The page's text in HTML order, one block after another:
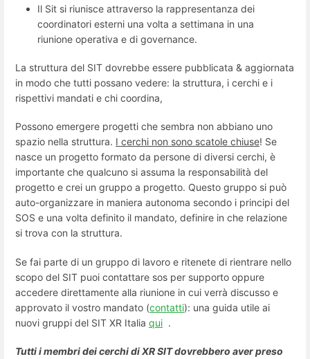
Il Sit si riunisce attraverso la rappresentanza dei
coordinatori esterni una volta a settimana in una
riunione operativa e di governance.
La struttura del SIT dovrebbe essere pubblicata & aggiornata
in modo che tutti possano vedere: la struttura, i cerchi e i
rispettivi mandati e chi coordina,
Possono emergere progetti che sembra non abbiano uno
spazio nella struttura. I cerchi non sono scatole chiuse! Se
nasce un progetto formato da persone di diversi cerchi, è
importante che qualcuno si assuma la responsabilità del
progetto e crei un gruppo a progetto. Questo gruppo si può
auto-organizzare in maniera autonoma secondo i principi del
SOS e una volta definito il mandato, definire in che relazione
si trova con la struttura.
Se fai parte di un gruppo di lavoro e ritenete di rientrare nello
scopo del SIT puoi contattare sos per supporto oppure
accedere direttamente alla riunione in cui verrà discusso e
approvato il vostro mandato (contatti): una guida utile ai
nuovi gruppi del SIT XR Italia qui .
Tutti i membri dei cerchi di XR SIT dovrebbero aver preso